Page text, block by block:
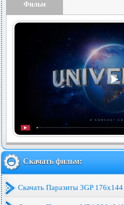
Фильм
Скачать фильм:
Скачать Паразиты 3GP 176x144